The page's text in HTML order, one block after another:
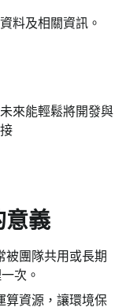
料及相關資訊。
來能輕鬆將開發與
意義
被團隊共用或長期
次。
算資源，讓環境保